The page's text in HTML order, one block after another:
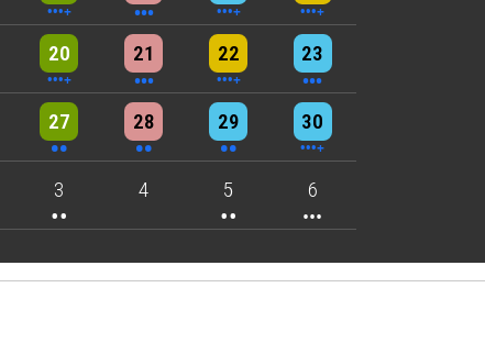
20
6 events 21
3 events 22
4 events 23
3 events
27
2 events 28
2 events 29
2 events 30
4 events
3
2 events 4 5
2 events 6
3 events